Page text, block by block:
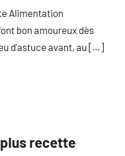
Alimentation
bon amoureux dès
d’astuce avant, au […]
recette